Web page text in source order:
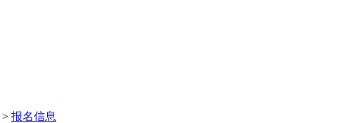
> 报名信息